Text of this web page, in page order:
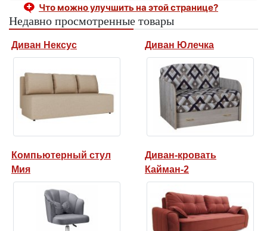
Что можно улучшить на этой странице?
Недавно просмотренные товары
Диван Нексус Диван Юлечка
Компьютерный стул
Мия
Диван-кровать
Кайман-2